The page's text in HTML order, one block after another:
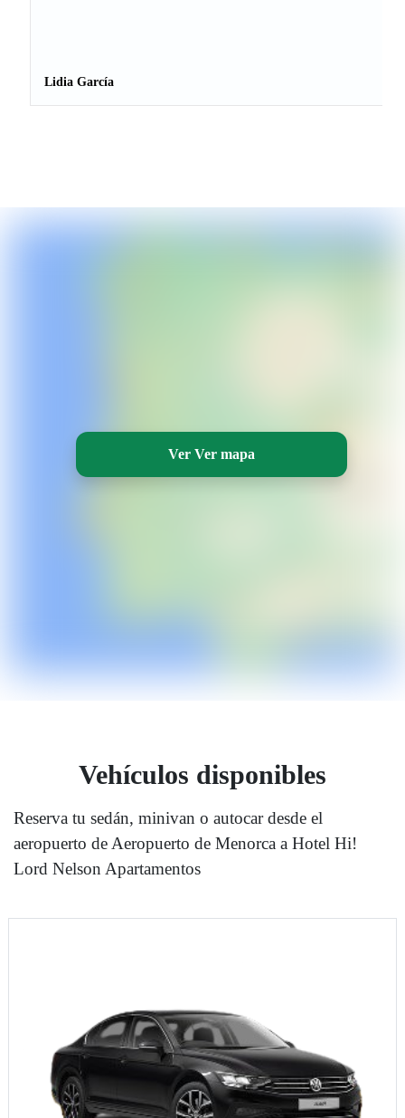
Lidia García
Ver Ver mapa
Vehículos disponibles
Reserva tu sedán, minivan o autocar desde el
aeropuerto de Aeropuerto de Menorca a Hotel Hi!
Lord Nelson Apartamentos